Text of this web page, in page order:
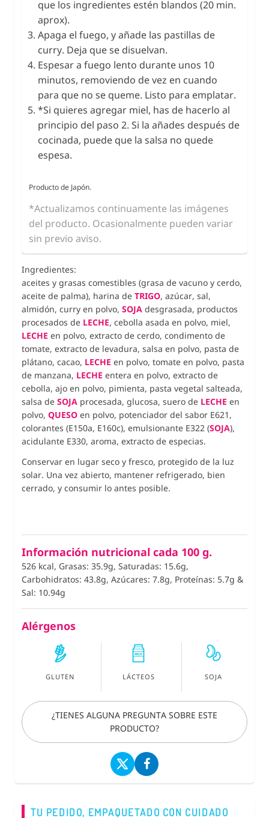
que los ingredientes estén blandos (20 min.
aprox).
Apaga el fuego, y añade las pastillas de
curry. Deja que se disuelvan.
Espesar a fuego lento durante unos 10
minutos, removiendo de vez en cuando
para que no se queme. Listo para emplatar.
*Si quieres agregar miel, has de hacerlo al
principio del paso 2. Si la añades después de
cocinada, puede que la salsa no quede
espesa.
Producto de Japón.
*Actualizamos continuamente las imágenes
del producto. Ocasionalmente pueden variar
sin previo aviso.
Ingredientes:
aceites y grasas comestibles (grasa de vacuno y cerdo,
aceite de palma), harina de TRIGO, azúcar, sal,
almidón, curry en polvo, SOJA desgrasada, productos
procesados de LECHE, cebolla asada en polvo, miel,
LECHE en polvo, extracto de cerdo, condimento de
tomate, extracto de levadura, salsa en polvo, pasta de
plátano, cacao, LECHE en polvo, tomate en polvo, pasta
de manzana, LECHE entera en polvo, extracto de
cebolla, ajo en polvo, pimienta, pasta vegetal salteada,
salsa de SOJA procesada, glucosa, suero de LECHE en
polvo, QUESO en polvo, potenciador del sabor E621,
colorantes (E150a, E160c), emulsionante E322 (SOJA),
acidulante E330, aroma, extracto de especias.
Conservar en lugar seco y fresco, protegido de la luz
solar. Una vez abierto, mantener refrigerado, bien
cerrado, y consumir lo antes posible.
Información nutricional cada 100 g.
526 kcal, Grasas: 35.9g, Saturadas: 15.6g,
Carbohidratos: 43.8g, Azúcares: 7.8g, Proteínas: 5.7g &
Sal: 10.94g
Alérgenos
GLUTEN LÁCTEOS SOJA
¿TIENES ALGUNA PREGUNTA SOBRE ESTE
PRODUCTO?
TU PEDIDO, EMPAQUETADO CON CUIDADO